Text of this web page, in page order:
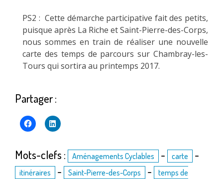
PS2 : Cette démarche participative fait des petits,
puisque après La Riche et Saint-Pierre-des-Corps,
nous sommes en train de réaliser une nouvelle
carte des temps de parcours sur Chambray-les-
Tours qui sortira au printemps 2017.
Partager :
Mots-clefs : Aménagements Cyclables - carte -
itinéraires - Saint-Pierre-des-Corps -
temps de